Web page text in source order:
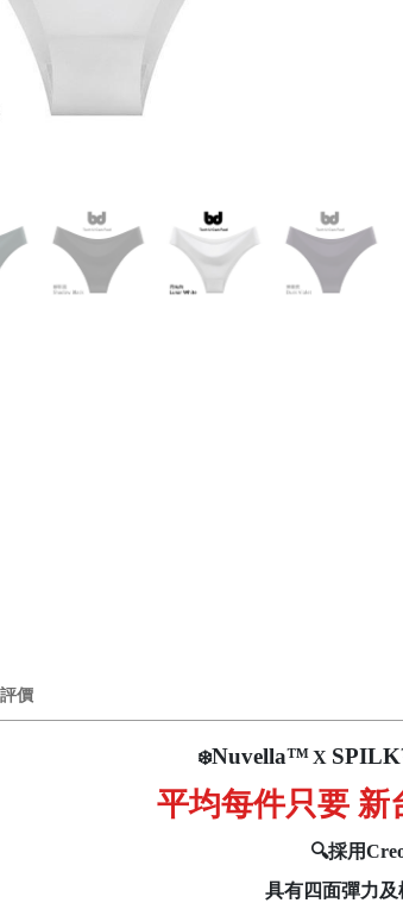
價
❄️Nuvella™X
平均每件只要 新
🔍採用
具有四面彈力